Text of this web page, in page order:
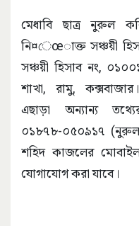
মেধাবি ছাত্র নুরুল
নি¤েœাক্ত সঞ্চয়ী
সঞ্চয়ী হিসাব নং,
শাখা, রামু,
এছাড়া অন্যান্য
০১৮৭৮-০৫০৯১৭
শহিদ কাজলের
যোগাযোগ করা যাবে।